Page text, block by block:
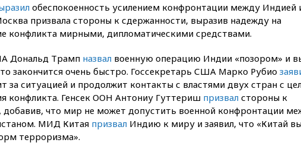
резервуары НПЗ
11:19МИД России
бомбардировки
10:57
Оверчук
сокращении
России и Армении
трети
10:54
Президент
обеспокоенность усилением конфронтации между Индией
призвала стороны к сдержанности, выразив надежду на
конфликта мирными, дипломатическими средствами.
Дональд Трамп назвал военную операцию Индии «позором» и
закончится очень быстро. Госсекретарь США Марко Рубио
за ситуацией и продолжит контакты с властями двух стран с
конфликта. Генсек ООН Антониу Гуттериш призвал стороны к
добавив, что мир не может допустить военной конфронтации
МИД Китая призвал Индию к миру и заявил, что «Китай
терроризма».